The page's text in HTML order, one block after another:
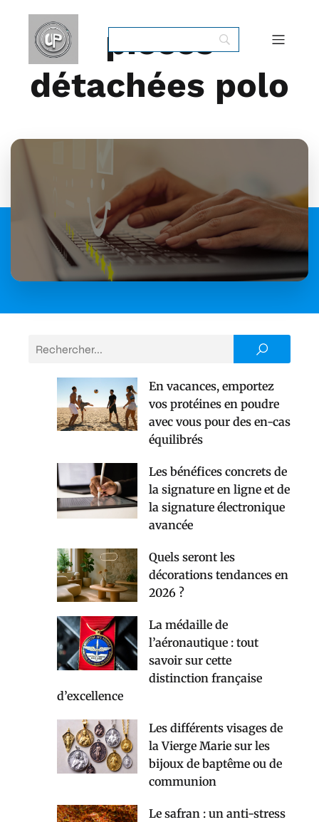
pièces
détachées polo
En vacances, emportez
vos protéines en poudre
avec vous pour des en-cas
équilibrés
Les bénéfices concrets de
la signature en ligne et de
la signature électronique
avancée
Quels seront les
décorations tendances en
2026 ?
La médaille de
l’aéronautique : tout
savoir sur cette
distinction française
d’excellence
Les différents visages de
la Vierge Marie sur les
bijoux de baptême ou de
communion
Le safran : un anti-stress